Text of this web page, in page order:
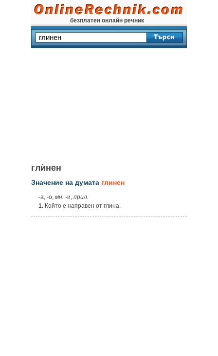
безплатен онлайн речник
глѝнен
Значение на думата глинен
‑а, ‑о, мн. ‑и, прил.
1. Който е направен от глина.